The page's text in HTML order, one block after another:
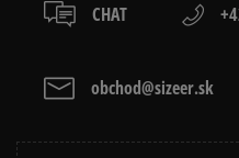
CHAT
obchod@sizeer.sk